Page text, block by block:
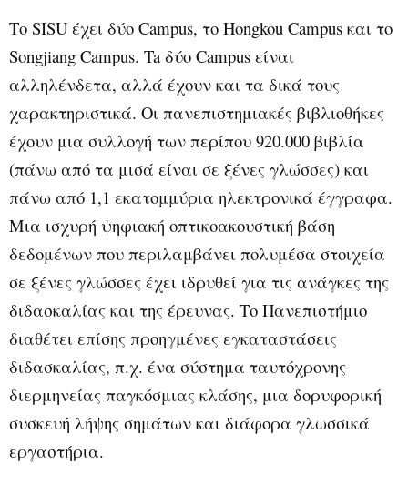
Το SISU έχει δύο Campus, το Hongkou Campus και το
Songjiang Campus. Ta δύο Campus είναι
αλληλένδετα, αλλά έχουν και τα δικά τους
χαρακτηριστικά. Οι πανεπιστημιακές βιβλιοθήκες
έχουν μια συλλογή των περίπου 920.000 βιβλία
(πάνω από τα μισά είναι σε ξένες γλώσσες) και
πάνω από 1,1 εκατομμύρια ηλεκτρονικά έγγραφα.
Μια ισχυρή ψηφιακή οπτικοακουστική βάση
δεδομένων που περιλαμβάνει πολυμέσα στοιχεία
σε ξένες γλώσσες έχει ιδρυθεί για τις ανάγκες της
διδασκαλίας και της έρευνας. Το Πανεπιστήμιο
διαθέτει επίσης προηγμένες εγκαταστάσεις
διδασκαλίας, π.χ. ένα σύστημα ταυτόχρονης
διερμηνείας παγκόσμιας κλάσης, μια δορυφορική
συσκευή λήψης σημάτων και διάφορα γλωσσικά
εργαστήρια.